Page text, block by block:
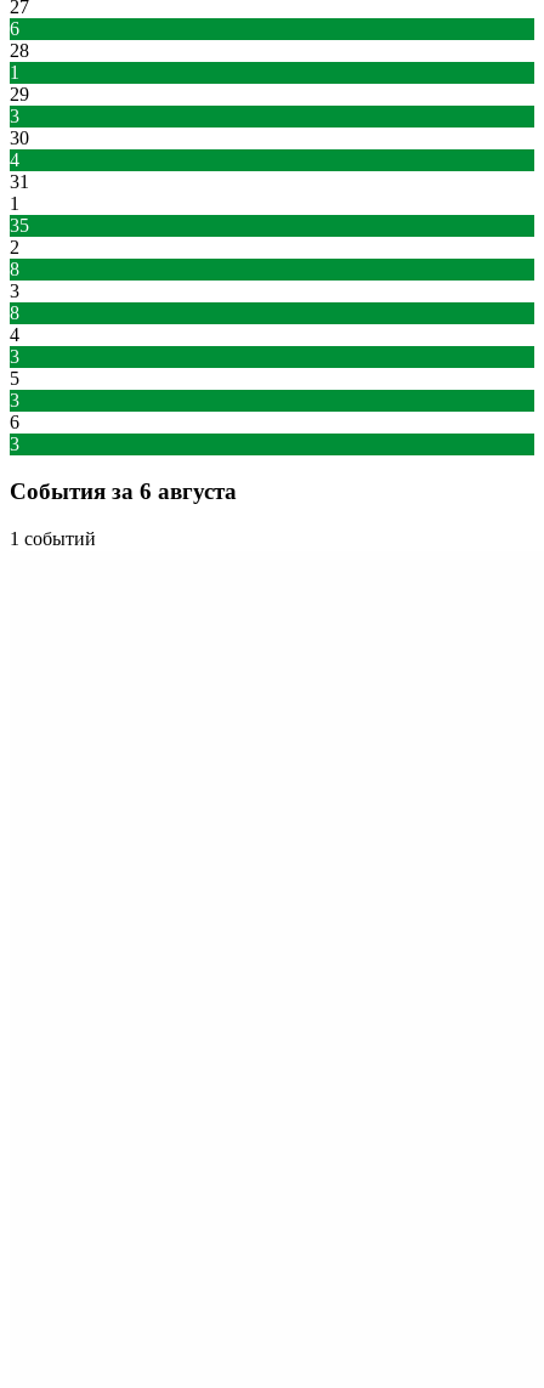
27
6
28
1
29
3
30
4
31
1
35
2
8
3
8
4
3
5
3
6
3
События за 6 августа
1 событий